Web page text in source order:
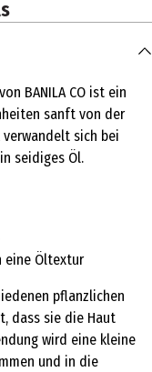
BANILA CO ist ein
sanft von der
sich bei
seidiges Öl.
eine Öltextur
pflanzlichen
dass sie die Haut
wird eine kleine
und in die